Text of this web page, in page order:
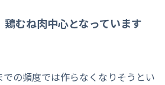
むね肉中心となっています
の頻度では作らなくなりそうとい